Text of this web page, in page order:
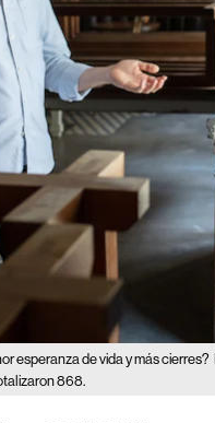
esperanza de vida y más cierres?
868.